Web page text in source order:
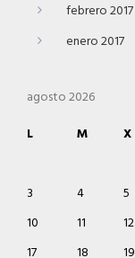
febrero 2017
enero 2017
agosto 2026
L
M X
3
4 5
10
11 12
17
18 19